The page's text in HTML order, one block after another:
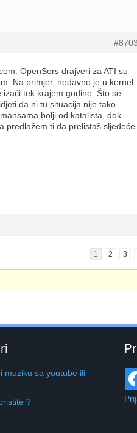
OpenSors drajveri za ATI su
Na primjer, nedavno je u kernel
tek krajem godine. Što se
da ni tu situacija nije tako
bolji od katalista, dok
predlažem ti da prelistaš sljedeće
1 2 3
muziku sa youtube ili
?